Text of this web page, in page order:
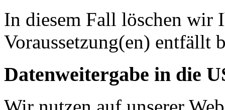
In diesem Fall löschen wir
Voraussetzung(en) entfällt
Datenweitergabe in die